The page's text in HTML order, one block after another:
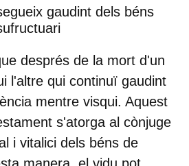
gaudint dels béns
després de la mort d'un
l'altre qui continuï gaudint
mentre visqui. Aquest
s'atorga al cònjuge
i vitalici dels béns de